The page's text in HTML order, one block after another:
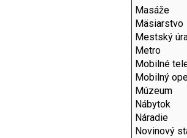
Masáže
Mäsiarstvo
Mestský
Metro
Mobilné
Mobilný
Múzeum
Nábytok
Náradie
Novinový